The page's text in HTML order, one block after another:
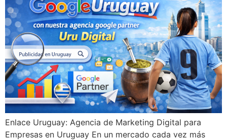
Enlace Uruguay: Agencia de Marketing Digital para
Empresas en Uruguay En un mercado cada vez más